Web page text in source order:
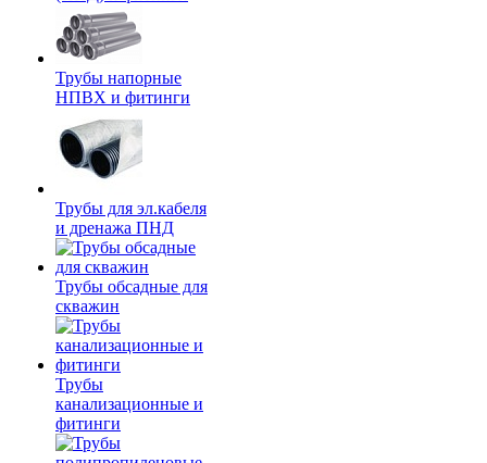
Трубы напорные
НПВХ и фитинги
Трубы для эл.кабеля
и дренажа ПНД
Трубы обсадные для
скважин
Трубы
канализационные и
фитинги